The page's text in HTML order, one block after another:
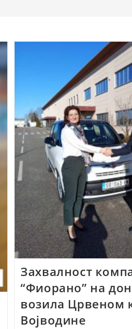
Захвалност
“Фиорано” на
возила Црвеном
Војводине